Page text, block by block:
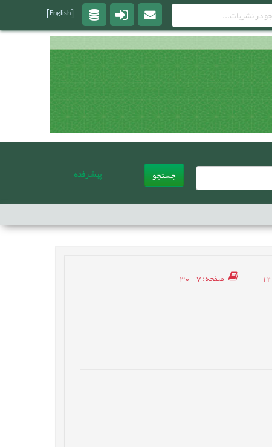
جستجو پیشرفته
صفحه: 7 - 30
[English]